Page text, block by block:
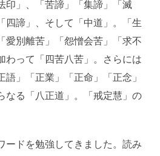
印」、「苦諦」「集諦」「滅
四諦」、そして「中道」。「生
愛別離苦」「怨憎会苦」「求不
わって「四苦八苦」。さらには
語」「正業」「正命」「正念」
なる「八正道」。「戒定慧」の
ードを勉強してきました。読み